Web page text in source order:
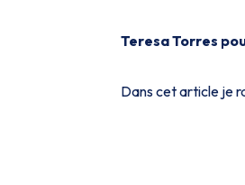
Teresa Torres
Dans cet article je